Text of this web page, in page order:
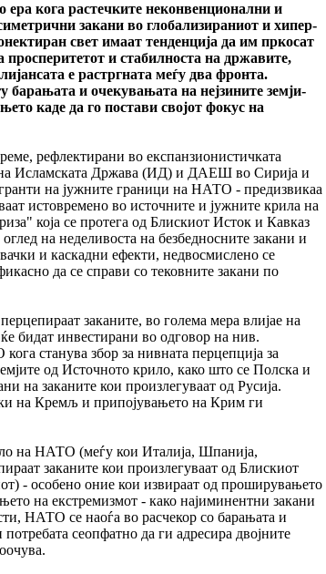
ера кога растечките неконвенционални и
закани во глобализираниот и хипер-
свет имаат тенденција да им пркосат
просперитетот и стабилноста на државите,
е растргната меѓу два фронта.
барањата и очекувањата на нејзините земји-
каде да го постави својот фокус на
рефлектирани во експанзионистичката
Исламската Држава (ИД) и ДАЕШ во Сирија и
на јужните граници на НАТО - предизвикаа
истовремено во источните и јужните крила на
која се протега од Блискиот Исток и Кавказ
на неделивоста на безбедносните закани и
и каскадни ефекти, недвосмислено се
да се справи со тековните закани по
заканите, во голема мера влијае на
бидат инвестирани во одговор на нив.
станува збор за нивната перцепција за
од Источното крило, како што се Полска и
на заканите кои произлегуваат од Русија.
на Кремљ и припојувањето на Крим ги
на НАТО (меѓу кои Италија, Шпанија,
заканите кои произлегуваат од Блискиот
- особено оние кои извираат од проширувањето
на екстремизмот - како најиминентни закани
НАТО се наоѓа во расчекор со барањата и
сеопфатно да ги адресира двојните